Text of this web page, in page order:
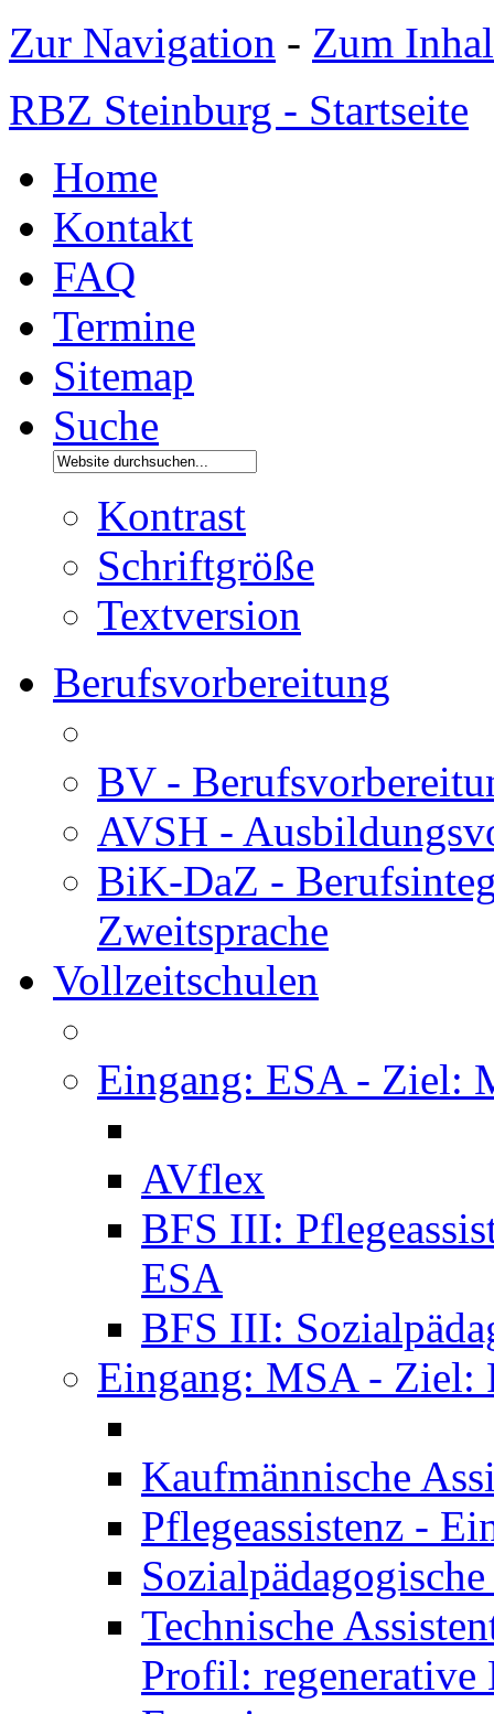
Zur Navigation - Zum
RBZ Steinburg - Startseite
Home
Kontakt
FAQ
Termine
Sitemap
Suche
Kontrast
Schriftgröße
Textversion
Berufsvorbereitung
BV -
AVSH -
BiK-DaZ -
Zweitsprache
Vollzeitschulen
Eingang: ESA - Ziel:
AVflex
BFS III:
ESA
BFS III:
Eingang: MSA - Ziel:
Kaufmännische
Pflegeassistenz -
Technische
Profil: regenerative